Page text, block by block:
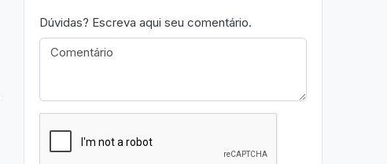
Dúvidas? Escreva aqui seu comentário.